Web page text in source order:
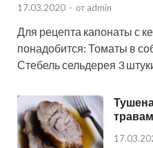
17.03.2020 - от admin
Для рецепта капонаты с
понадобится: Томаты в
Стебель сельдерея 3